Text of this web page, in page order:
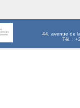
44, avenue de
Tél. :